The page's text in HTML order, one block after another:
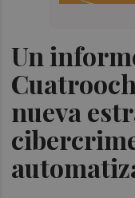
Un
nueva